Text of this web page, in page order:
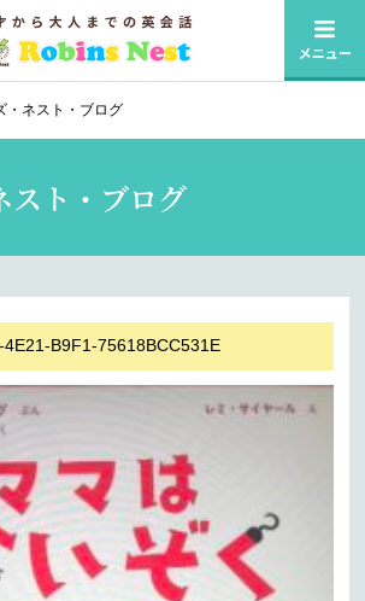
・ネスト・ブログ
スト・ブログ
B9F1-75618BCC531E